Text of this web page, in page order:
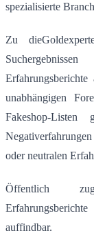
spezialisierte
Zu
unabhängigen
Fakeshop-
oder neutralen
Öffentlich
auffindbar.